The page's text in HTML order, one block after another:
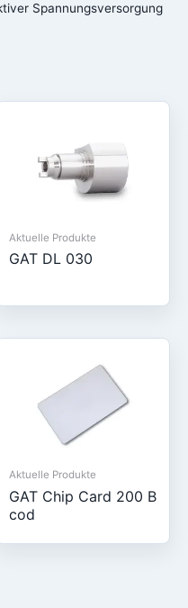
Spannungsversorgung
Aktuelle Produkte
GAT DL 030
Aktuelle Produkte
GAT Chip Card 200 B
cod